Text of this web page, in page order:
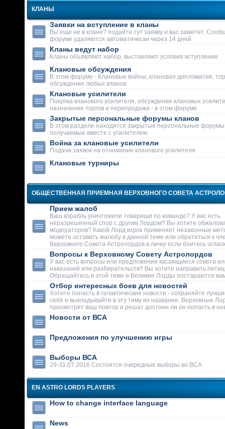
КЛАНЫ
Заявки на вступление в кланы
Вы еще не в клане? подайте тут заявку и вас заметят.
форуме удаляются автоматически через 14 дней
Кланы ведут набор
Кланы объявляют набор, выставляют условия вступления
Клановые обсуждения
В этом форуме - Клановые войны, клановая дипломатия,
обсуждение любых кланов
Клановые усилители
Покупка кланового усилителя, обсуждение клановых
назначение торгов и перепродажа - в этом форуме
Закрытые персональные форумы кланов
В этом разделе находятся закрытые персональные форумы
получаемые вместе с усилителем.
Война за клановые усилители
Подача заявок на отнимание кланового усилителя.
Клановые турниры
ОБЩЕСТВЕННАЯ ПРИЕМНАЯ ВЕРХОВНОГО СОВЕТА
Прием жалоб
Ваш корабль уничтожили товарищи по команде? У вас есть
неразрешенный спор с другим Лордом? Вы хотите
модераторов? Какой Лорд игрок применяет незаконные
можете оставить жалобу в данной теме или обратиться к
Верховного Совета Астролордов в личку если боитесь
Вопросы к Верховному Совету Астролордов
У вас есть вопросы или предложения касающиеся совета
наказаний или разбирательств? Вы хотите направить
Обращайтесь в этой теме и Великие Лорды постараются
Отбор интересных боев для новостей
Хотите попасть в галактические новости - сохраняйте
себя и выкладывайте в эту тему их название. Верховные
просмотрят ваш повтор и решат достоин ли он попасть в
Новости от ВСА
Предложения по улучшению игры
Выборы ВСА
29-31.07.2016 Состоятся очередные выборы во ВСА
EN ASTRO LORDS PLAYERS
How to change interface language
News